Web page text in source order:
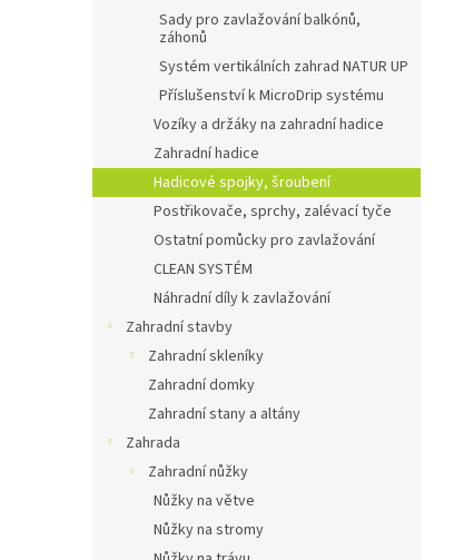
Sady pro zavlažování balkónů,
záhonů
Systém vertikálních zahrad NATUR UP
Příslušenství k MicroDrip systému
Vozíky a držáky na zahradní hadice
Zahradní hadice
Hadicové spojky, šroubení
Postřikovače, sprchy, zalévací tyče
Ostatní pomůcky pro zavlažování
CLEAN SYSTÉM
Náhradní díly k zavlažování
Zahradní stavby
Zahradní skleníky
Zahradní domky
Zahradní stany a altány
Zahrada
Zahradní nůžky
Nůžky na větve
Nůžky na stromy